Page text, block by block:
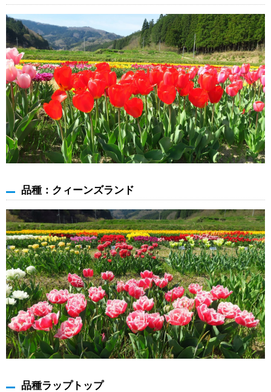
品種：クィーンズランド
品種ラップトップ